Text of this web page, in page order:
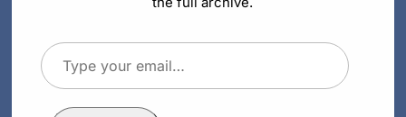
kan ikke blive
ledere
Type
your
email…